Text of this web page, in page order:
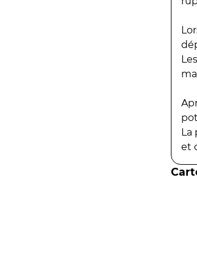
La
et